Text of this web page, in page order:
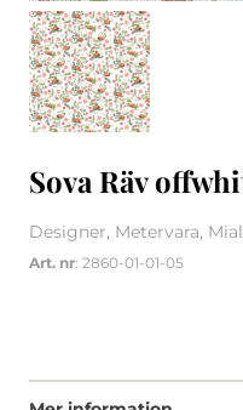
Sova Räv
Designer, Metervara,
Art. nr: 2860-01-01-05